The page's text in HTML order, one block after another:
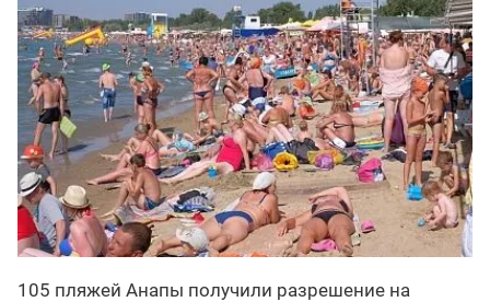
105 пляжей Анапы получили разрешение на